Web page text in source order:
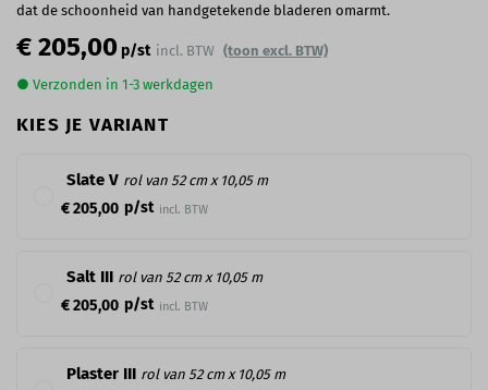
€ 205,00p/st incl. BTW (toon excl. BTW)
● Verzonden in 1-3 werkdagen
KIES JE VARIANT
Slate V rol van 52 cm x 10,05 m
€ 205,00 p/st incl. BTW
Salt III rol van 52 cm x 10,05 m
€ 205,00 p/st incl. BTW
Plaster III rol van 52 cm x 10,05 m
dat de schoonheid van handgetekende bladeren omarmt.